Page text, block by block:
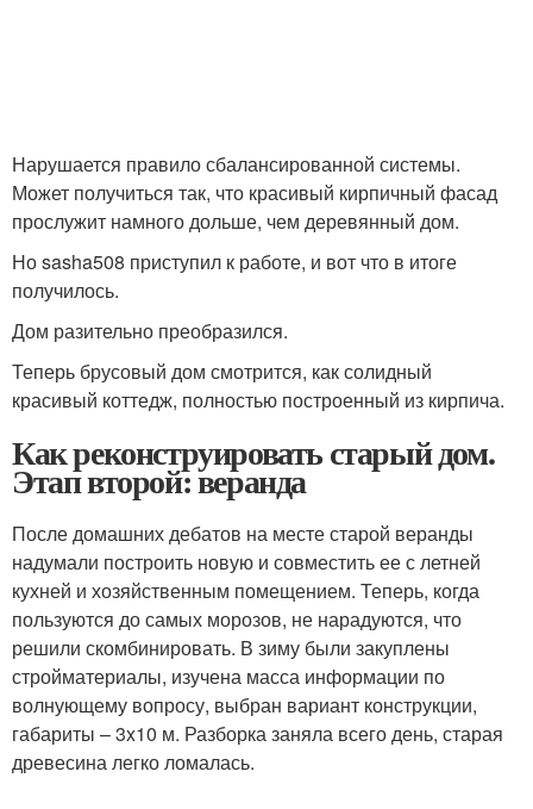
Нарушается правило сбалансированной системы.
Может получиться так, что красивый кирпичный фасад
прослужит намного дольше, чем деревянный дом.
Но sasha508 приступил к работе, и вот что в итоге
получилось.
Дом разительно преобразился.
Теперь брусовый дом смотрится, как солидный
красивый коттедж, полностью построенный из кирпича.
Как реконструировать старый дом.
Этап второй: веранда
После домашних дебатов на месте старой веранды
надумали построить новую и совместить ее с летней
кухней и хозяйственным помещением. Теперь, когда
пользуются до самых морозов, не нарадуются, что
решили скомбинировать. В зиму были закуплены
стройматериалы, изучена масса информации по
волнующему вопросу, выбран вариант конструкции,
габариты – 3x10 м. Разборка заняла всего день, старая
древесина легко ломалась.